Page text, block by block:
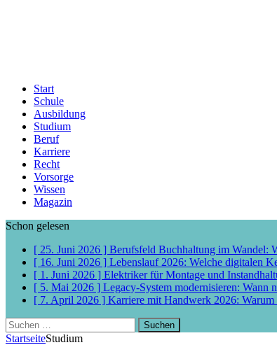
Start
Schule
Ausbildung
Studium
Beruf
Karriere
Recht
Vorsorge
Wissen
Magazin
Schon gelesen
[ 25. Juni 2026 ] Berufsfeld Buchhaltung im Wandel:
[ 16. Juni 2026 ] Lebenslauf 2026: Welche digitalen
[ 1. Juni 2026 ] Elektriker für Montage und
[ 5. Mai 2026 ] Legacy-System modernisieren: Wann
[ 7. April 2026 ] Karriere mit Handwerk 2026: Warum
Suchen
nach:
StartseiteStudium